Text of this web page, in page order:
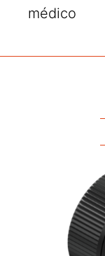
médico